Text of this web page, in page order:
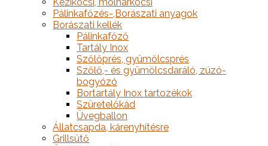
Pálinkafőzés-,Borászati anyagok
Borászati kellék
Pálinkafőző
Tartály Inox
Szőlőprés, gyümölcsprés
Szőlő,- és gyümölcsdaráló, zúzó-
bogyózó
Bortartály Inox tartozékok
Szüretelőkád
Üvegballon
Állatcsapda, kárenyhítésre
Grillsütő